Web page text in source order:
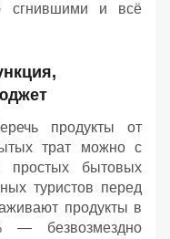
сгнившими и всё
продукты от
трат можно с
простых бытовых
туристов перед
продукты в
— безвозмездно